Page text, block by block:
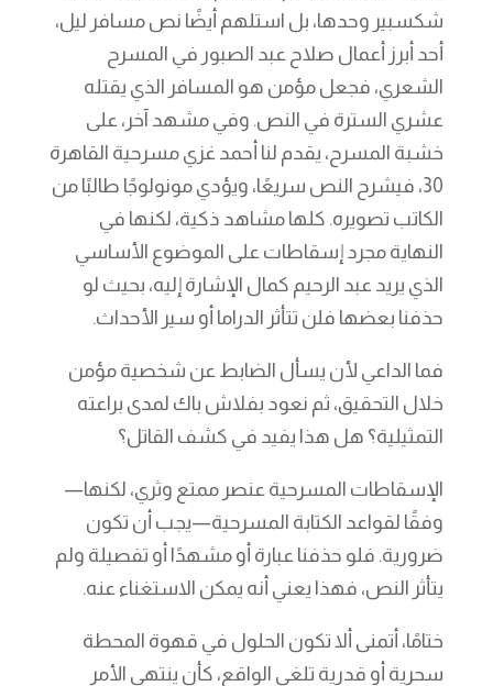
شكسبير وحدها، بل استلهم أيضًا نص مسافر ليل،
أحد أبرز أعمال صلاح عبد الصبور في المسرح
الشعري، فجعل مؤمن هو المسافر الذي يقتله
عشري السترة في النص. وفي مشهد آخر، على
خشبة المسرح، يقدم لنا أحمد غزي مسرحية القاهرة
30، فيشرح النص سريعًا، ويؤدي مونولوجًا طالبًا من
الكاتب تصويره. كلها مشاهد ذكية، لكنها في
النهاية مجرد إسقاطات على الموضوع الأساسي
الذي يريد عبد الرحيم كمال الإشارة إليه، بحيث لو
حذفنا بعضها فلن تتأثر الدراما أو سير الأحداث.
فما الداعي لأن يسأل الضابط عن شخصية مؤمن
خلال التحقيق، ثم نعود بفلاش باك لمدى براعته
التمثيلية؟ هل هذا يفيد في كشف القاتل؟
الإسقاطات المسرحية عنصر ممتع وثري، لكنها—
وفقًا لقواعد الكتابة المسرحية—يجب أن تكون
ضرورية. فلو حذفنا عبارة أو مشهدًا أو تفصيلة ولم
يتأثر النص، فهذا يعني أنه يمكن الاستغناء عنه.
ختامًا، أتمنى ألا تكون الحلول في قهوة المحطة
سحرية أو قدرية تلغي الواقع، كأن ينتهي الأمر